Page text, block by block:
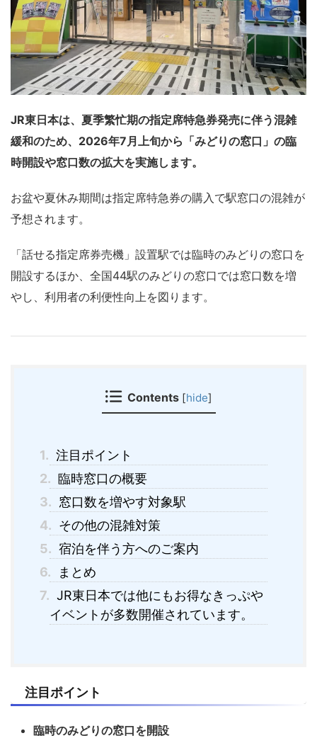
JR東日本は、夏季繁忙期の指定席特急券発売に伴う混雑
緩和のため、2026年7月上旬から「みどりの窓口」の臨
時開設や窓口数の拡大を実施します。
お盆や夏休み期間は指定席特急券の購入で駅窓口の混雑が
予想されます。
「話せる指定席券売機」設置駅では臨時のみどりの窓口を
開設するほか、全国44駅のみどりの窓口では窓口数を増
やし、利用者の利便性向上を図ります。
Contents [hide]
1. 注目ポイント
2. 臨時窓口の概要
3. 窓口数を増やす対象駅
4. その他の混雑対策
5. 宿泊を伴う方へのご案内
6.
まとめ
7. JR東日本では他にもお得なきっぷや
イベントが多数開催されています。
注目ポイント
臨時のみどりの窓口を開設